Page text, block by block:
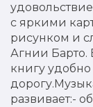
с яркими
рисунком и
Агнии Барто.
книгу удобно
развивает:-